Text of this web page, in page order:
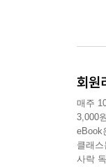
회원
매주
3,000
eBook
클래
사락